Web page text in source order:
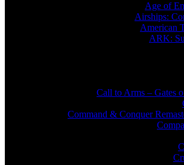
Age of
Airships:
American
ARK:
Call to Arms – Gates
Command & Conquer